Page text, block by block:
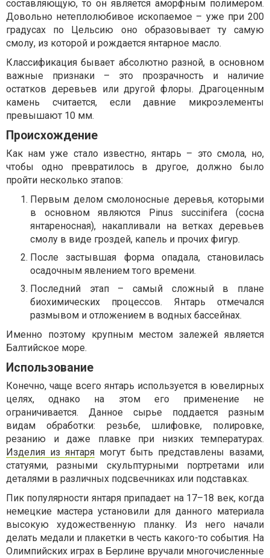
составляющую, то он является аморфным полимером.
Довольно нетеплолюбивое ископаемое – уже при 200
градусах по Цельсию оно образовывает ту самую
смолу, из которой и рождается янтарное масло.
Классификация бывает абсолютно разной, в основном
важные признаки – это прозрачность и наличие
остатков деревьев или другой флоры. Драгоценным
камень считается, если давние микроэлементы
превышают 10 мм.
Происхождение
Как нам уже стало известно, янтарь – это смола, но,
чтобы одно превратилось в другое, должно было
пройти несколько этапов:
Первым делом смолоносные деревья, которыми
в основном являются Pinus succinifera (сосна
янтареносная), накапливали на ветках деревьев
смолу в виде гроздей, капель и прочих фигур.
После застывшая форма опадала, становилась
осадочным явлением того времени.
Последний этап – самый сложный в плане
биохимических процессов. Янтарь отмечался
размывом и отложением в водных бассейнах.
Именно поэтому крупным местом залежей является
Балтийское море.
Использование
Конечно, чаще всего янтарь используется в ювелирных
целях, однако на этом его применение не
ограничивается. Данное сырье поддается разным
видам обработки: резьбе, шлифовке, полировке,
резанию и даже плавке при низких температурах.
Изделия из янтаря могут быть представлены вазами,
статуями, разными скульптурными портретами или
деталями в различных подсвечниках или подставках.
Пик популярности янтаря припадает на 17–18 век, когда
немецкие мастера установили для данного материала
высокую художественную планку. Из него начали
делать медали и плакетки в честь какого-то события. На
Олимпийских играх в Берлине вручали многочисленные